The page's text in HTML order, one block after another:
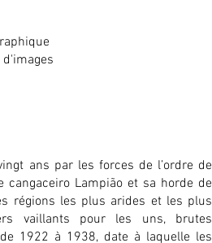
ans par les forces de l’ordre de
Lampião et sa horde de
régions les plus arides et les plus
vaillants pour les uns, brutes
1922 à 1938, date à laquelle les